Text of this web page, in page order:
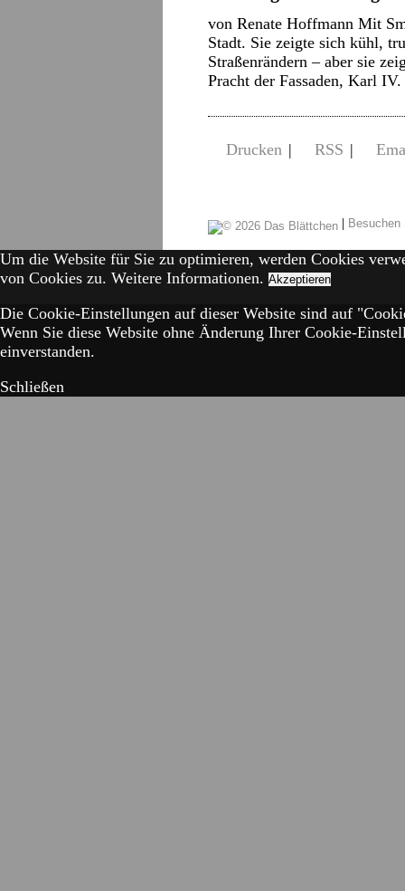
von Renate Hoffmann Mit
Stadt. Sie zeigte sich kühl,
Straßenrändern – aber sie
Pracht der Fassaden, Karl
Drucken | RSS |
|
Um die Website für Sie zu optimieren, werden Cookies
von Cookies zu. Weitere Informationen. Akzeptieren
Die Cookie-Einstellungen auf dieser Website sind auf
Wenn Sie diese Website ohne Änderung Ihrer Cookie-
einverstanden.
Schließen